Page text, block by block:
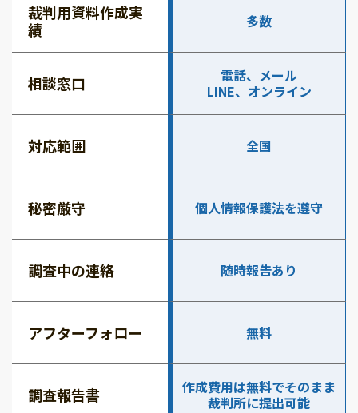
裁判用資料作成実
績
多数
相談窓口
電話、メール
LINE、オンライン
対応範囲 全国
秘密厳守 個人情報保護法を遵守
調査中の連絡 随時報告あり
アフターフォロー 無料
調査報告書
作成費用は無料でそのまま
裁判所に提出可能